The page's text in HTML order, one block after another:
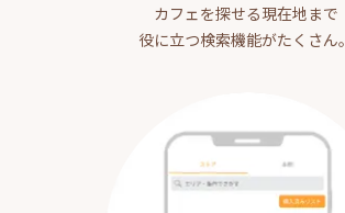
カフェを探せる現在地まで
役に立つ検索機能がたくさん。